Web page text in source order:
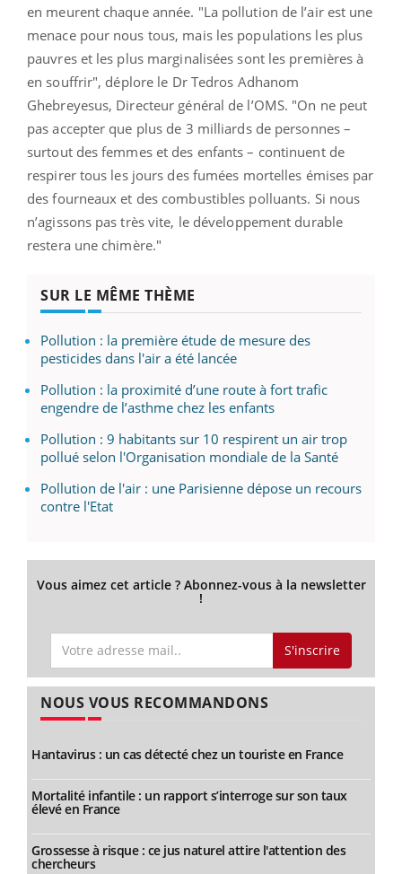
en meurent chaque année. "La pollution de l’air est une
menace pour nous tous, mais les populations les plus
pauvres et les plus marginalisées sont les premières à
en souffrir", déplore le Dr Tedros Adhanom
Ghebreyesus, Directeur général de l’OMS. "On ne peut
pas accepter que plus de 3 milliards de personnes –
surtout des femmes et des enfants – continuent de
respirer tous les jours des fumées mortelles émises par
des fourneaux et des combustibles polluants. Si nous
n’agissons pas très vite, le développement durable
restera une chimère."
SUR LE MÊME THÈME
Pollution : la première étude de mesure des
pesticides dans l'air a été lancée
Pollution : la proximité d’une route à fort trafic
engendre de l’asthme chez les enfants
Pollution : 9 habitants sur 10 respirent un air trop
pollué selon l'Organisation mondiale de la Santé
Pollution de l'air : une Parisienne dépose un recours
contre l'Etat
Vous aimez cet article ? Abonnez-vous à la newsletter
!
S'inscrire
NOUS VOUS RECOMMANDONS
Hantavirus : un cas détecté chez un touriste en France
Mortalité infantile : un rapport s’interroge sur son taux
élevé en France
Grossesse à risque : ce jus naturel attire l'attention des
chercheurs